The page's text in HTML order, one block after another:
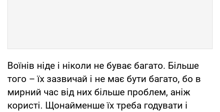
Воїнів ніде і ніколи не буває багато. Більше
того – їх зазвичай і не має бути багато, бо в
мирний час від них більше проблем, аніж
користі. Щонайменше їх треба годувати і